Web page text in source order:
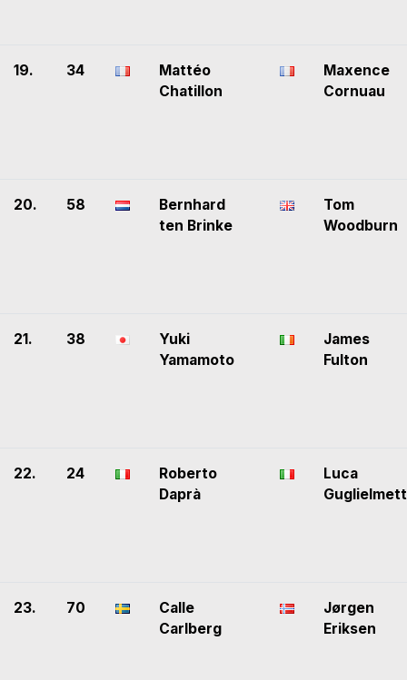
19. 34
Mattéo
Chatillon
Maxence
Cornuau
20. 58
Bernhard
ten Brinke
Tom
Woodburn
21. 38
Yuki
Yamamoto
James
Fulton
22. 24
Roberto
Daprà
Luca
23. 70
Calle
Carlberg
Jørgen
Eriksen